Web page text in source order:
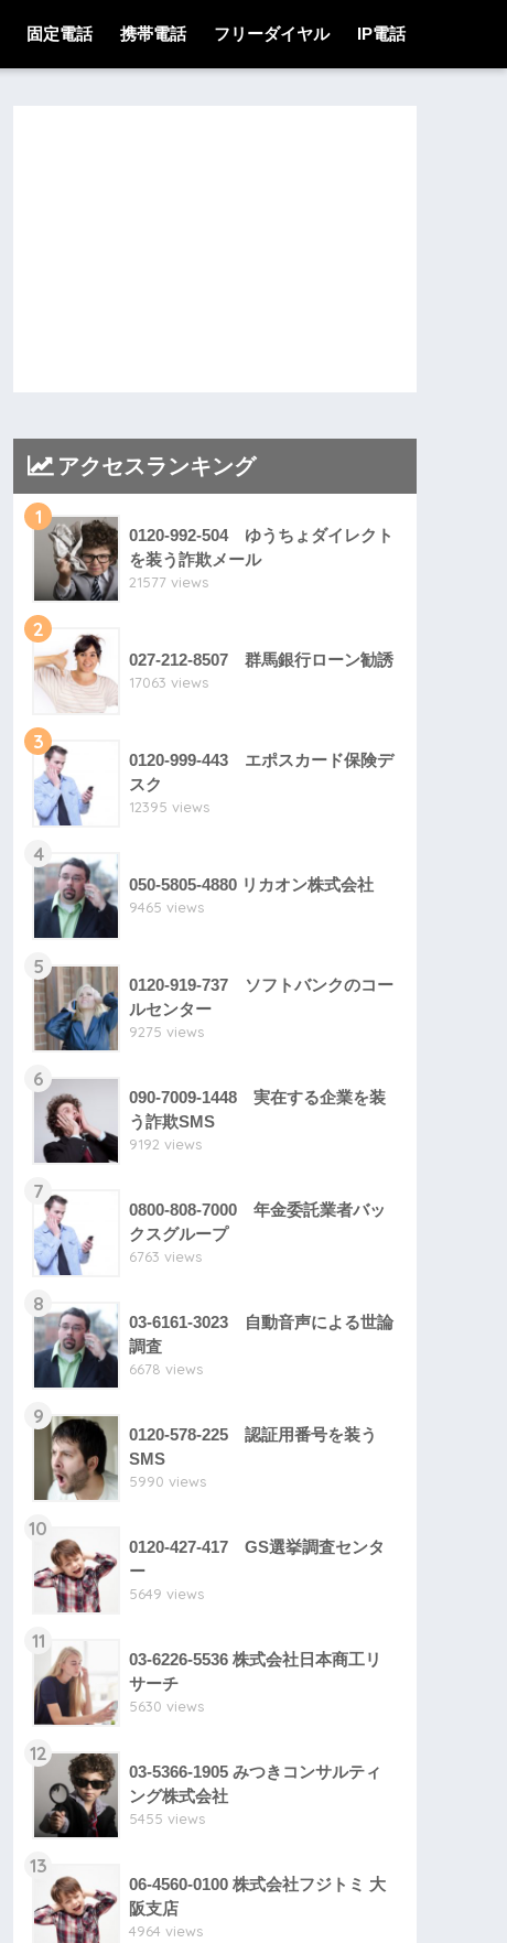
固定電話 携帯電話 フリーダイヤル IP電話
アクセスランキング
1
0120-992-504 ゆうちょダイレクト
を装う詐欺メール
21577 views
2
027-212-8507 群馬銀行ローン勧誘
17063 views
3
0120-999-443 エポスカード保険デ
スク
12395 views
4
050-5805-4880 リカオン株式会社
9465 views
5
0120-919-737 ソフトバンクのコー
ルセンター
9275 views
6
090-7009-1448 実在する企業を装
う詐欺SMS
9192 views
7
0800-808-7000 年金委託業者バッ
クスグループ
6763 views
8
03-6161-3023 自動音声による世論
調査
6678 views
9
0120-578-225 認証用番号を装う
SMS
5990 views
10
0120-427-417 GS選挙調査センタ
ー
5649 views
11
03-6226-5536 株式会社日本商工リ
サーチ
5630 views
12
03-5366-1905 みつきコンサルティ
ング株式会社
5455 views
13
06-4560-0100 株式会社フジトミ 大
阪支店
4964 views